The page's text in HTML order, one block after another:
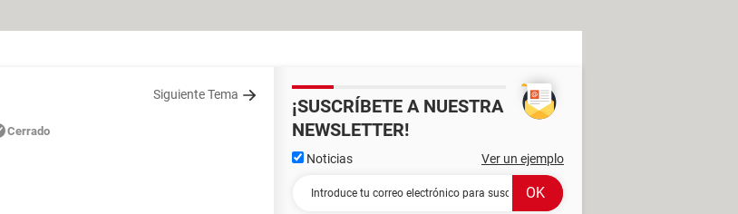
Siguiente Tema
Cerrado
¡SUSCRÍBETE A NUESTRA
NEWSLETTER!
Noticias Ver un ejemplo